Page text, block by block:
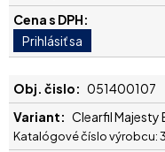
051400107
Clearfil Majesty
Katalógové číslo výrobcu: